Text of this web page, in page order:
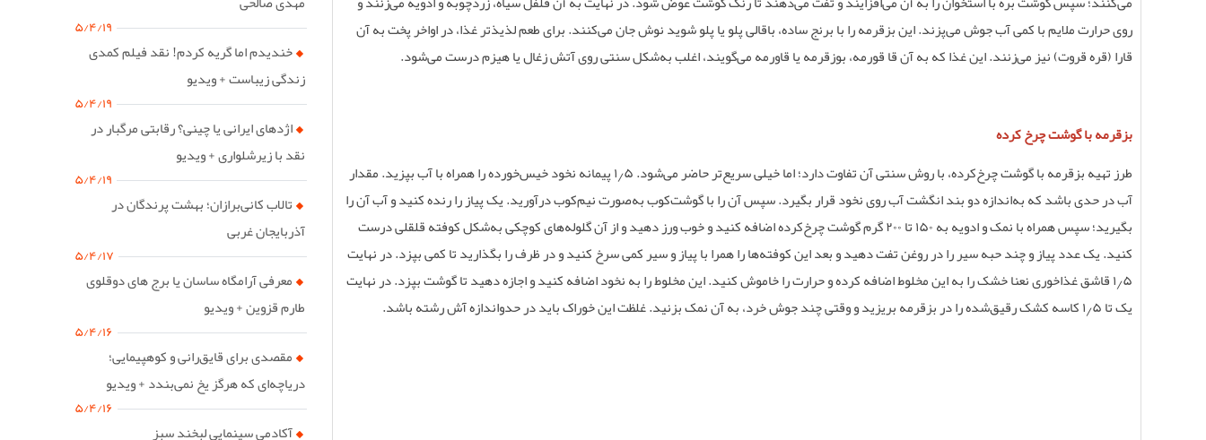
روی حرارت ملایم با کمی آب جوش می‌پزند. این بزقرمه را با برنج ساده، باقالی پلو یا پلو شوید نوش جان می‌کنند. برای طعم لذیذتر غذا، در اواخر پخت به آن
قارا (قره قروت) نیز می‌زنند. این غذا که به آن قا قورمه، بوزقرمه یا قاورمه می‌گویند، اغلب به‌شکل سنتی روی آتش زغال یا هیزم درست می‌شود.
بزقرمه با گوشت چرخ کرده
طرز تهیه بزقرمه با گوشت‌ چرخ‌کرده، با روش سنتی آن تفاوت دارد؛ اما خیلی سریع‌تر حاضر می‌شود.
۱٫۵ پیمانه نخود خیس‌خورده را همراه با آب بپزید. مقدار
آب در حدی باشد که به‌اندازه دو بند انگشت آب روی نخود قرار بگیرد. سپس آن را با گوشت‌کوب به‌صورت نیم‌کوب درآورید. یک پیاز را رنده کنید و آب آن را
بگیرید؛ سپس همراه با نمک و ادویه به۱۵۰تا۲۰۰گرم گوشت چرخ‌کرده اضافه کنید و خوب ورز دهید و از آن گلوله‌های کوچکی به‌شکل کوفته قلقلی درست
کنید. یک عدد پیاز و چند حبه سیر را در روغن تفت دهید و بعد این کوفته‌ها را همرا با پیاز و سیر کمی سرخ کنید و در ظرف را بگذارید تا کمی بپزد. در نهایت
۱٫۵ قاشق غذاخوری نعنا خشک را به این مخلوط اضافه کرده و حرارت را خاموش کنید. این مخلوط را به نخود اضافه کنید و اجازه دهید تا گوشت بپزد. در نهایت
یک تا
۱٫۵ کاسه کشک رقیق‌شده را در بزقرمه بریزید و وقتی چند جوش خرد، به آن نمک بزنید. غلظت این خوراک باید در حدواندازه آش رشته باشد.
۵/۴/۱۹
خندیدم اما گریه کردم! نقد فیلم کمدی
زندگی زیباست + ویدیو
۵/۴/۱۹
اژدهای ایرانی یا چینی؟ رقابتی مرگبار در
نقد با زیرشلواری + ویدیو
۵/۴/۱۹
تالاب کانی‌برازان؛ بهشت پرندگان در
آذربایجان غربی
۵/۴/۱۷
معرفی آرامگاه ساسان یا برج های دوقلوی
طارم قزوین + ویدیو
۵/۴/۱۶
مقصدی برای قایق‌رانی و کوهپیمایی؛
دریاچه‌ای که هرگز یخ نمی‌بندد + ویدیو
۵/۴/۱۶
آکادمی سینمایی لبخند سبز